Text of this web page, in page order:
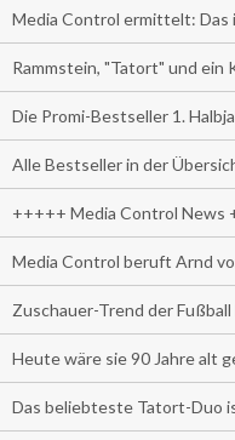
Media Control ermittelt: Das
Rammstein, "Tatort" und ein
Die Promi-Bestseller 1.
Alle Bestseller in der
+++++ Media Control News
Media Control beruft Arnd
Zuschauer-Trend der Fußball
Heute wäre sie 90 Jahre alt
Das beliebteste Tatort-Duo